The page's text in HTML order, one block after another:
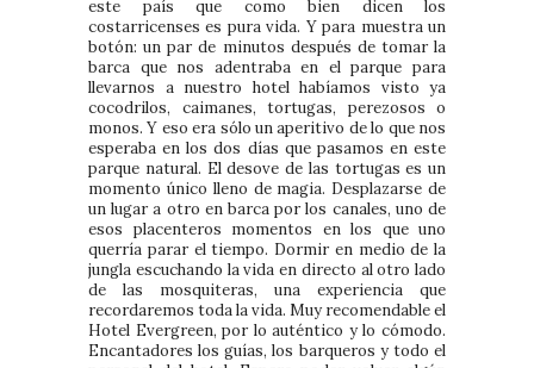
este país que como bien dicen los
costarricenses es pura vida. Y para muestra un
botón: un par de minutos después de tomar la
barca que nos adentraba en el parque para
llevarnos a nuestro hotel habíamos visto ya
cocodrilos, caimanes, tortugas, perezosos o
monos. Y eso era sólo un aperitivo de lo que nos
esperaba en los dos días que pasamos en este
parque natural. El desove de las tortugas es un
momento único lleno de magia. Desplazarse de
un lugar a otro en barca por los canales, uno de
esos placenteros momentos en los que uno
querría parar el tiempo. Dormir en medio de la
jungla escuchando la vida en directo al otro lado
de las mosquiteras, una experiencia que
recordaremos toda la vida. Muy recomendable el
Hotel Evergreen, por lo auténtico y lo cómodo.
Encantadores los guías, los barqueros y todo el